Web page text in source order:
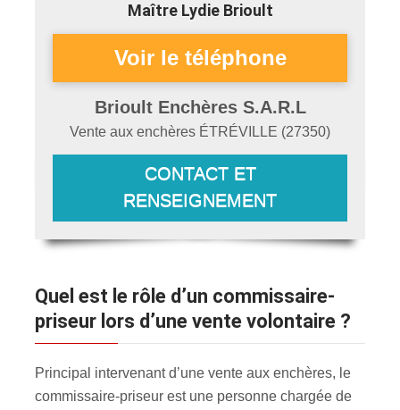
Maître Lydie Brioult
Brioult Enchères S.A.R.L
Vente aux enchères ÉTRÉVILLE (27350)
CONTACT ET
RENSEIGNEMENT
Quel est le rôle d’un commissaire-
priseur lors d’une vente volontaire ?
Principal intervenant d’une vente aux enchères, le
commissaire-priseur est une personne chargée de